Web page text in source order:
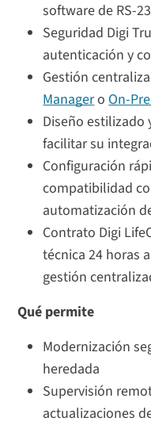
software de RS-
Seguridad Digi
autenticación y
Gestión
ManageroOn-
Diseño estilizado
facilitar su
Configuración
compatibilidad
automatización
Contrato Digi
técnica 24 horas
gestión
Qué permite
Modernización
heredada
Supervisión
actualizaciones